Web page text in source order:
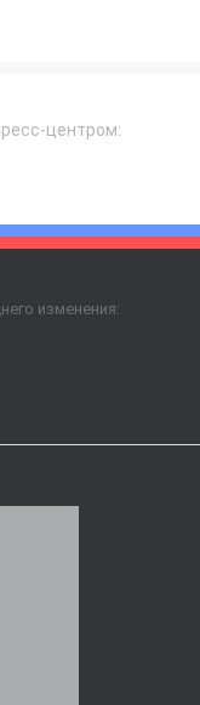
центром:
изменения: